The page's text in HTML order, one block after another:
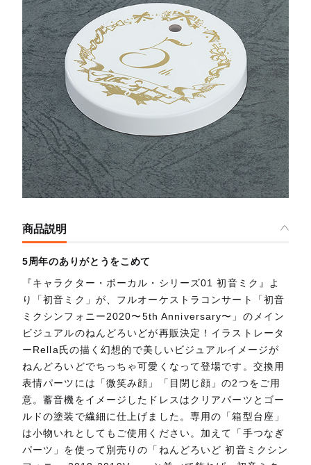
商品説明
5周年のありがとうをこめて
『キャラクター・ボーカル・シリーズ01 初音ミク』よ
り「初音ミク」が、フルオーケストラコンサート「初音
ミクシンフォニー2020〜5th Anniversary〜」のメイン
ビジュアルのねんどろいどが再販決定！イラストレータ
ーRella氏の描く幻想的で美しいビジュアルイメージが
ねんどろいどでちっちゃ可愛くなって登場です。交換用
表情パーツには「微笑み顔」「目閉じ顔」の2つをご用
意。蓄音機をイメージしたドレスはクリアパーツとゴー
ルドの塗装で繊細に仕上げました。専用の「箱型台座」
は小物いれとしてもご使用ください。加えて「手つなぎ
パーツ」を使って別売りの「ねんどろいど 初音ミクシン